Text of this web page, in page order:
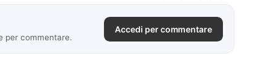
per commentare.
Accedi per commentare